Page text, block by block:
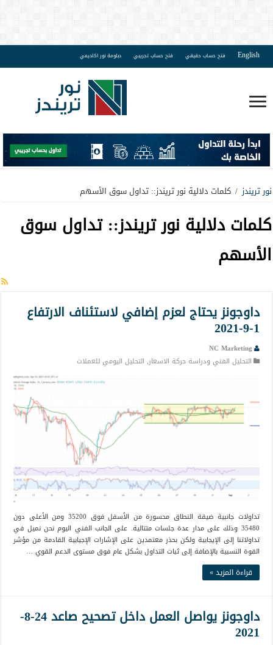
English فتح حساب حقيقي فتح حساب تجريبي دبلومة نور اكاديمي
نور تريندز / كلمات دلالية نور تريندز:: تداول سوق الأسهم
كلمات دلالية نور تريندز::تداول سوق
الأسهم
داوجونز يحتاج لعزم إضافي لاستئناف الارتفاع
1-9-2021
NC Marketing
التحليل الفني ودراسة حركة الاسعار, التحليل اليومي للعملات
تداولات جانبية ضيقة النطاق محسورة من الأسفل فوق 35200 ومن الأعلى دون
35480 وذلك على مدار عدة جلسات متتالية. على الجانب الفني اليوم نحن نميل في
تداولاتنا إلى الإيجابية ولكن بحذر معتمدين على الإشارات الإجيابية القادمة من مؤشر
القوة النسبية بالإضافة إلى ثبات التداول بشكل عام فوق مستوى الدعم القوي …
قراءة المزيد »
داوجونز يواصل العمل داخل تصحيح صاعد 24-8-
2021